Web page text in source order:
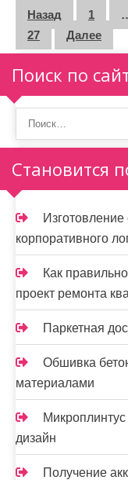
П
а
г
и
н
а
ц
и
я
з
а
п
и
с
е
й
Назад 1
27
Далее
Поиск по
Становится
корпоративного
Как
проект ремонта
Паркетная
Обшивка
материалами
дизайн
Получение